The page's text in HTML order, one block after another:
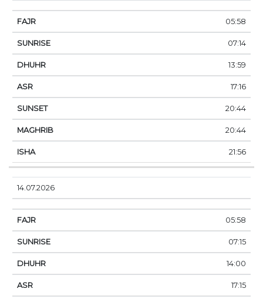
05:58
07:14
13:59
17:16
20:44
20:44
21:56
14.07.2026
05:58
07:15
14:00
17:15